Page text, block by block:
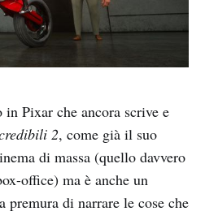
Pixar che ancora scrive e
2, come già il suo
di massa (quello davvero
office) ma è anche un
premura di narrare le cose che